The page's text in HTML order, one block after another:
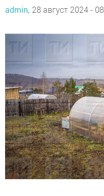
admin, 28 август 2024 -